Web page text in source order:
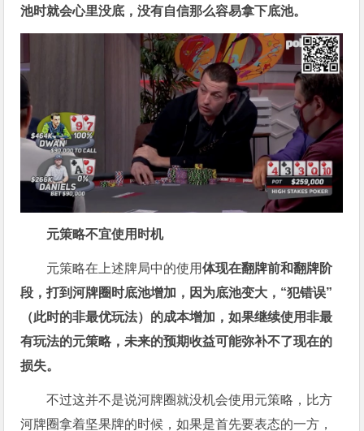
池时就会心里没底，没有自信那么容易拿下底池。
元策略不宜使用时机
元策略在上述牌局中的使用体现在翻牌前和翻牌阶
段，打到河牌圈时底池增加，因为底池变大，“犯错误”
（此时的非最优玩法）的成本增加，如果继续使用非最
有玩法的元策略，未来的预期收益可能弥补不了现在的
损失。
不过这并不是说河牌圈就没机会使用元策略，比方
河牌圈拿着坚果牌的时候，如果是首先要表态的一方，